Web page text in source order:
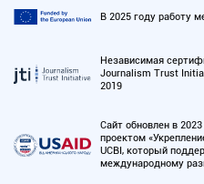
В 2025 году работу
Независимая
Journalism Trust
2019
Сайт обновлен в
проектом
UCBI, который
международному